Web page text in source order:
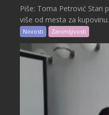
Piše: Toma Petrović Stari
više od mesta za
Novosti Zanimljivosti